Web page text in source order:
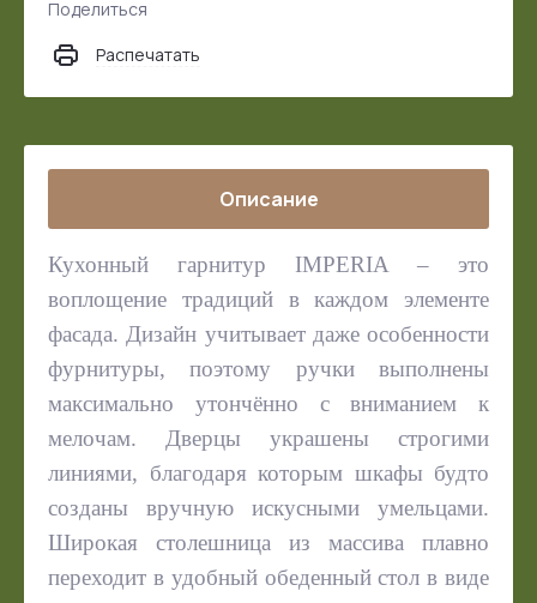
Поделиться
Распечатать
Описание
Кухонный гарнитур IMPERIA – это
воплощение традиций в каждом элементе
фасада. Дизайн учитывает даже особенности
фурнитуры, поэтому ручки выполнены
максимально утончённо с вниманием к
мелочам. Дверцы украшены строгими
линиями, благодаря которым шкафы будто
созданы вручную искусными умельцами.
Широкая столешница из массива плавно
переходит в удобный обеденный стол в виде